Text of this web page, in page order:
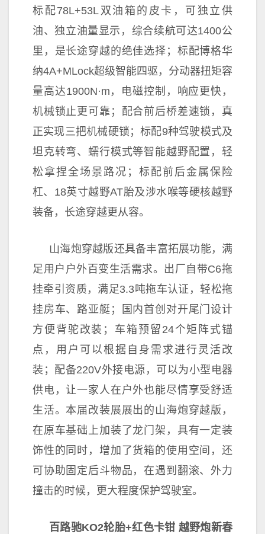
标配78L+53L双油箱的皮卡，可 独立供
油、 独立油量显示，综合续航可达1400公
里，是长途穿越的绝佳选择；标配博格华
纳4A+MLock超级智能四驱，分动器扭矩容
量高达1900N·m，电磁控制，响应更快，
机械锁止更可靠；配合前后桥差速锁，真
正实现三把机械硬锁；标配9种驾驶模式及
坦克转弯、蠕行模式等智能越野配置，轻
松拿捏全场景路况；标配前后金属保险
杠、18英寸越野AT胎及涉水喉等硬核越野
装备，长途穿越更从容。
山海炮穿越版还具备丰富拓展功能，满
足用户户外百变生活需求。出厂自带C6拖
挂牵引资质，满足3.3吨拖车认证，轻松拖
挂房车、路亚艇；国内首创对开尾门设计
方便背驼改装；车箱预留24个矩阵式锚
点，用户可以根据自身需求进行灵活改
装；配备220V外接电源，可以为小型电器
供电，让一家人在户外也能尽情享受舒适
生活。本届改装展展出的山海炮穿越版，
在原车基础上加装了龙门架，具有一定装
饰性的同时，增加了货箱的使用空间，还
可协助固定后斗物品，在遇到翻滚、外力
撞击的时候，更大程度保护驾驶室。
百路驰KO2轮胎+红色卡钳 越野炮新春